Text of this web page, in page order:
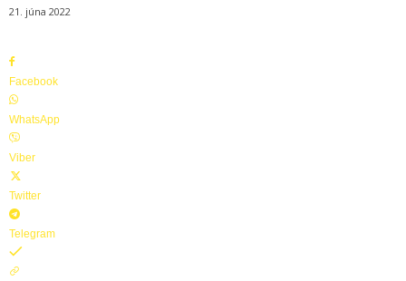
21. júna 2022
Facebook
WhatsApp
Viber
Twitter
Telegram